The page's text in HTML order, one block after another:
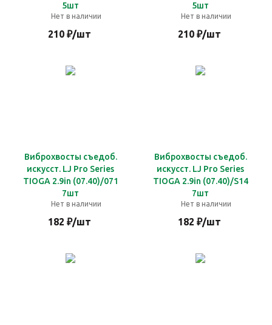
5шт
Нет в наличии
210₽/шт
5шт
Нет в наличии
210₽/шт
Виброхвосты съедоб.
искусст. LJ Pro Series
TIOGA 2.9in (07.40)/071
7шт
Нет в наличии
182 ₽/шт
Виброхвосты съедоб.
искусст. LJ Pro Series
TIOGA 2.9in (07.40)/S14
7шт
Нет в наличии
182 ₽/шт